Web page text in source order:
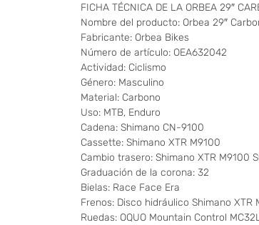
FICHA TÉCNICA DE LA ORBEA 29″
Nombre del producto: Orbea 29″
Fabricante: Orbea Bikes
Número de artículo: OEA632042
Actividad: Ciclismo
Género: Masculino
Material: Carbono
Uso: MTB, Enduro
Cadena: Shimano CN-9100
Cassette: Shimano XTR M9100
Cambio trasero: Shimano XTR M9100
Graduación de la corona: 32
Bielas: Race Face Era
Frenos: Disco hidráulico Shimano XTR
Ruedas: OQUO Mountain Control